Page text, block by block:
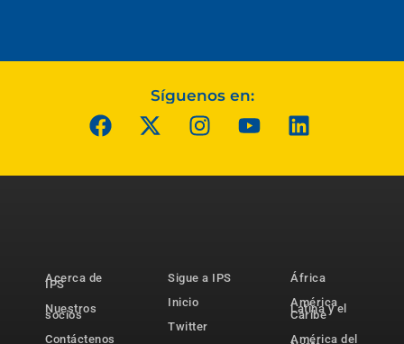
Síguenos en:
Acerca de
IPS
Nuestros
socios
Contáctenos
Sigue a IPS
Inicio
Twitter
África
América
Latina y el
Caribe
América del